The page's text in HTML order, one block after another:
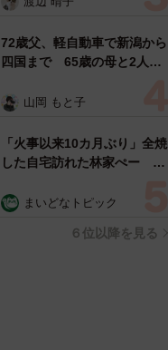
表の訴え
72歳父、軽自動車で新潟から
四国まで 65歳の母と2人で
憩まで分刻み… 「大学生で
山岡 もと子
「火事以来10カ月ぶり」全焼
した自宅訪れた林家ぺー 内
ン状態の部屋に呆然
まいどなトピック
６位以降を見る